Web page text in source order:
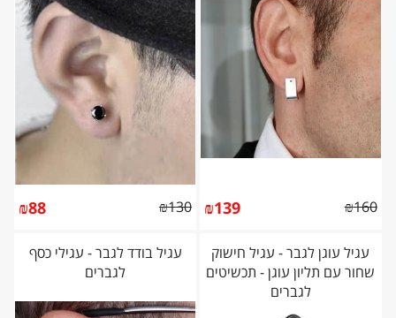
₪160
₪139
₪130
₪88
עגיל עוגן לגבר - עגיל חישוק
שחור עם תליון עוגן - תכשיטים
לגברים
עגיל בודד לגבר - עגילי כסף
לגברים